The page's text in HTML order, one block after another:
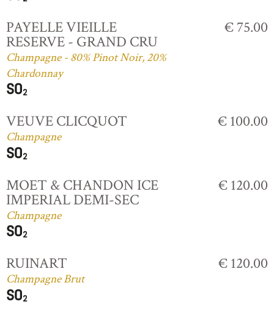
PAYELLE VIEILLE
RESERVE - GRAND CRU
Champagne - 80% Pinot Noir, 20%
Chardonnay
€ 75.00
VEUVE CLICQUOT
Champagne
€ 100.00
MOET & CHANDON ICE
IMPERIAL DEMI-SEC
Champagne
€ 120.00
RUINART
Champagne Brut
€ 120.00